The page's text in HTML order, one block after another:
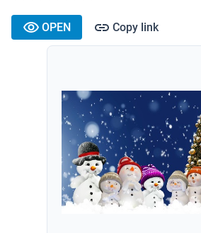
OPEN Copy link